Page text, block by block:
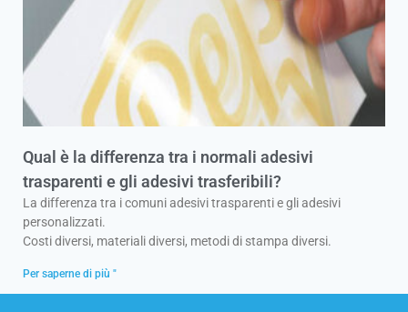
Qual è la differenza tra i normali adesivi
trasparenti e gli adesivi trasferibili?
La differenza tra i comuni adesivi trasparenti e gli adesivi
personalizzati.
Costi diversi, materiali diversi, metodi di stampa diversi.
Per saperne di più "